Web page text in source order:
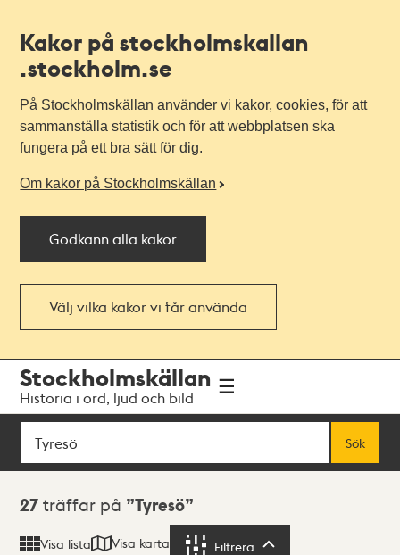
Kakor på stockholmskallan
.stockholm.se
På Stockholmskällan använder vi kakor, cookies, för att
sammanställa statistik och för att webbplatsen ska
fungera på ett bra sätt för dig.
Om kakor på Stockholmskällan
Godkänn alla kakor
Välj vilka kakor vi får använda
navigationen
huvudinnehållet
Stockholmskällan
Historia i ord, ljud och bild
Sök
Sök
Sökresultat
27 träffar på Tyresö
Visa lista Visa karta Filtrera